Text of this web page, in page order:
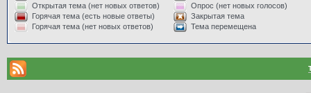
Открытая тема (нет новых ответов)
Горячая тема (есть новые ответы)
Горячая тема (нет новых ответов)
Опрос (нет новых голосов)
Закрытая тема
Тема перемещена